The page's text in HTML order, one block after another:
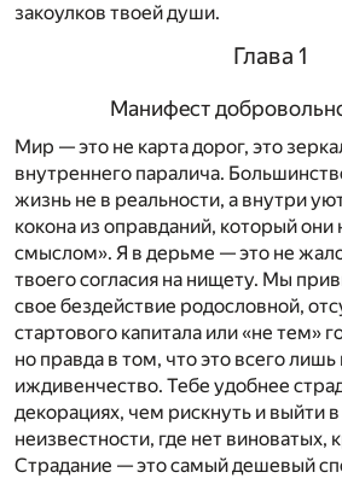
закоулков твоей души.
Глава 1
Манифест
Мир — это не карта дорог, это
внутреннего паралича.
жизнь не в реальности, а внутри
кокона из оправданий, который
смыслом». Я в дерьме — это не
твоего согласия на нищету. Мы
свое бездействие родословной,
стартового капитала или «не тем»
но правда в том, что это всего
иждивенчество. Тебе удобнее
декорациях, чем рискнуть и выйти
неизвестности, где нет виноватых,
Страдание — это самый дешевый